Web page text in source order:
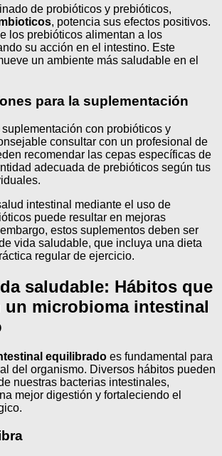
de probióticos y prebióticos,
, potencia sus efectos positivos.
los prebióticos alimentan a los
su acción en el intestino. Este
un ambiente más saludable en el
para la suplementación
con probióticos y
consultar con un profesional de
recomendar las cepas específicas de
adecuada de prebióticos según tus
intestinal mediante el uso de
puede resultar en mejoras
estos suplementos deben ser
vida saludable, que incluya una dieta
regular de ejercicio.
saludable: Hábitos que
un microbioma intestinal
equilibrado es fundamental para
del organismo. Diversos hábitos pueden
nuestras bacterias intestinales,
mejor digestión y fortaleciendo el